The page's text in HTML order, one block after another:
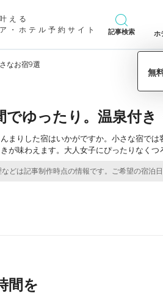
える
・ホテル予約サイト
記事検索 ホ
なお宿9選
でゆったり。温泉付
まりした宿はいかがですか。小さな宿で
が味わえます。大人女子にぴったりなく
間を